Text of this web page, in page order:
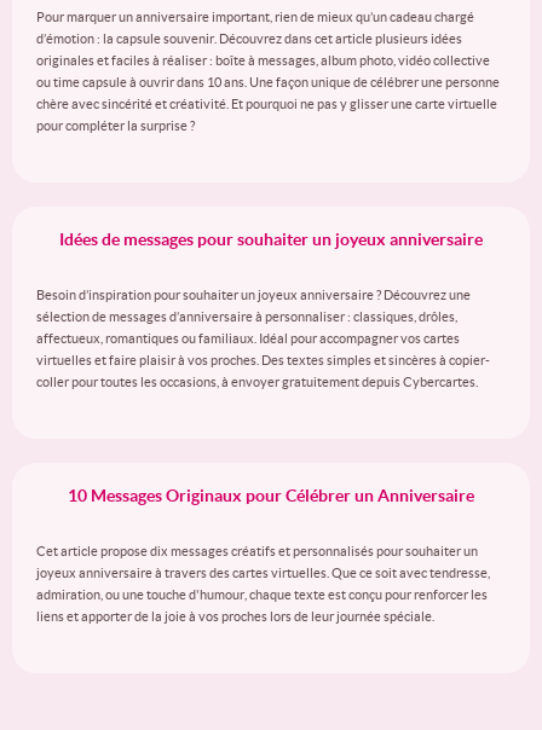
Pour marquer un anniversaire important, rien de mieux qu’un cadeau chargé
d’émotion : la capsule souvenir. Découvrez dans cet article plusieurs idées
originales et faciles à réaliser : boîte à messages, album photo, vidéo collective
ou time capsule à ouvrir dans 10 ans. Une façon unique de célébrer une personne
chère avec sincérité et créativité. Et pourquoi ne pas y glisser une carte virtuelle
pour compléter la surprise ?
Idées de messages pour souhaiter un joyeux anniversaire
Besoin d’inspiration pour souhaiter un joyeux anniversaire ? Découvrez une
sélection de messages d’anniversaire à personnaliser : classiques, drôles,
affectueux, romantiques ou familiaux. Idéal pour accompagner vos cartes
virtuelles et faire plaisir à vos proches. Des textes simples et sincères à copier-
coller pour toutes les occasions, à envoyer gratuitement depuis Cybercartes.
10 Messages Originaux pour Célébrer un Anniversaire
Cet article propose dix messages créatifs et personnalisés pour souhaiter un
joyeux anniversaire à travers des cartes virtuelles. Que ce soit avec tendresse,
admiration, ou une touche d'humour, chaque texte est conçu pour renforcer les
liens et apporter de la joie à vos proches lors de leur journée spéciale.